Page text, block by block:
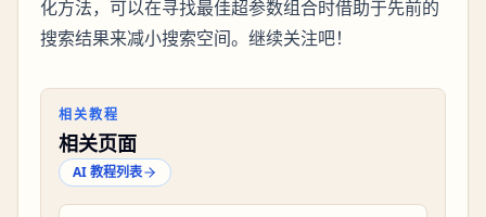
化方法，可以在寻找最佳超参数组合时借助于先前的
搜索结果来减小搜索空间。继续关注吧！
相关教程
相关页面
AI 教程列表